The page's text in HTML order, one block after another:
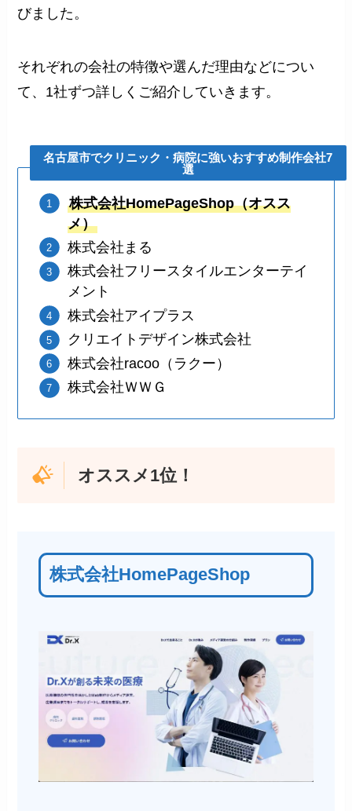
びました。
それぞれの会社の特徴や選んだ理由などについ
て、1社ずつ詳しくご紹介していきます。
名古屋市でクリニック・病院に強いおすすめ制作会社7
選
株式会社HomePageShop（オスス
メ）
株式会社まる
株式会社フリースタイルエンターテイ
メント
株式会社アイプラス
クリエイトデザイン株式会社
株式会社racoo（ラクー）
株式会社ＷＷＧ
オススメ1位！
株式会社HomePageShop